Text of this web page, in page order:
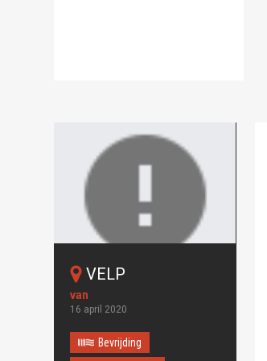
Oops!
Something
This page didn't load Google
VELP
16 april 2020
Bevrijding